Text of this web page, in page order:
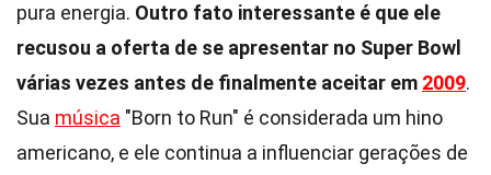
pura energia. Outro fato interessante é que ele
recusou a oferta de se apresentar no Super Bowl
várias vezes antes de finalmente aceitar em 2009.
Sua música "Born to Run" é considerada um hino
americano, e ele continua a influenciar gerações de